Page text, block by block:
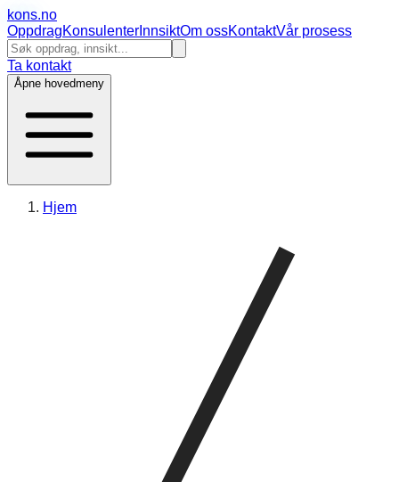
kons.no
OppdragKonsulenter InnsiktOm ossKontaktVår prosess
Ta kontakt
Åpne hovedmeny
Hjem